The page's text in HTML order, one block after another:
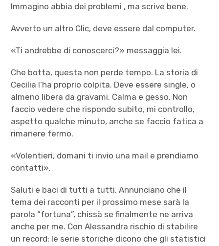
Immagino abbia dei problemi , ma scrive bene.
Avverto un altro Clic, deve essere dal computer.
«Ti andrebbe di conoscerci?» messaggia lei.
Che botta, questa non perde tempo. La storia di
Cecilia l’ha proprio colpita. Deve essere single, o
almeno libera da gravami. Calma e gesso. Non
faccio vedere che rispondo subito, mi controllo,
aspetto qualche minuto, anche se faccio fatica a
rimanere fermo.
«Volentieri, domani ti invio una mail e prendiamo
contatti».
Saluti e baci di tutti a tutti. Annunciano che il
tema dei racconti per il prossimo mese sarà la
parola “fortuna”, chissà se finalmente ne arriva
anche per me. Con Alessandra rischio di stabilire
un record: le serie storiche dicono che gli statistici